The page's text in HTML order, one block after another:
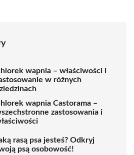
wapnia – właściwości i
w różnych
wapnia Castorama –
zastosowania i
rasą psa jesteś? Odkryj
psą osobowość!